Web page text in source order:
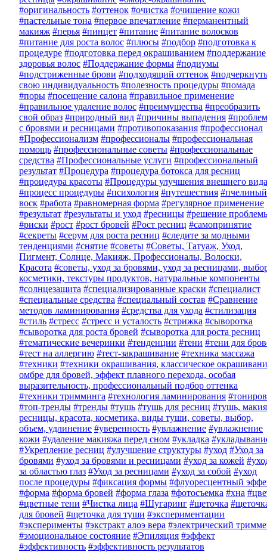
#оригинальность #оттенок #очистка #очищение кожи
#пастельные тона #первое впечатление #перманентный
макияж #перья #пинцет #питание #питание волосков
#питание для роста волос #плюсы #подбор #подготовка к
процедуре #подготовка перед окрашиванием #поддержание
здоровья волос #Поддержание формы #подиумы
#подстриженные брови #подходящий оттенок #подчеркнуть
свою индивидуальность #полезность процедуры #помада
#поры #посещение салона #правильное применение
#правильное удаление волос #преимущества #преобразить
свой образ #природный вид #причины выпадения
с бровями и ресницами #противопоказания #профессионал
#Профессионализм #профессионалы #профессиональная
помощь #профессиональные советы #профессиональные
средства #Профессиональные услуги #профессиональный
результат #Процедура #процедура ботокса для ресниц
#процедура красоты #Процедуры улучшения внешнего вида
#процесс процедуры #психология #путешествия #пчелиный
воск #работа #равномерная форма #регулярное применение
#результат #результаты и уход #ресницы #решение
#риски #рост #рост бровей #Рост ресниц #самопринятие
#секреты #серум для роста ресниц #следите за модными
тенденциями #снятие #советы #Советы, Татуаж, Уход,
Пигмент, Солнце, Макияж, Профессионалы, Волоски,
Красота #советы, уход за бровями, уход за ресницами,
косметики, текстуры продуктов, натуральные компоненты
#солнцезащита #специализированные краски #специалист
#специальные средства #специальный состав #Сравнение
методов ламинирования #средства для ухода #стилизация
#стиль #стресс #стресс и усталость #стрижка #сыворотка
#сыворотка для роста бровей #сыворотка для роста ресниц
#тематические вечеринки #тенденции #тени #тени для
#тест на аллергию #тест-закрашивание #техника массажа
#техники #техники окрашивания, классическое
омбре для бровей, эффект плавного перехода, особая
выразительность, профессиональный подбор оттенка
#техники тримминга #технология ламинирования
#топ-тренды #тренды #тушь #тушь для ресниц #тушь,
ресницы, красота, косметика, виды туши, советы, выбор,
объем, удлинение #уверенность #увлажнение #увлажнение
кожи #удаление макияжа перед сном #укладка
#Укрепление ресниц #улучшение структуры #уход #Уход за
бровями #уход за бровями и ресницами #уход за кожей
за областью глаз #Уход за ресницами #уход за собой #уход
после процедуры #фиксация формы #флуоресцентный
#форма #форма бровей #форма глаза #фотосъемка #хна
#цветные тени #Чистка лица #Шугаринг #щеточка
для бровей #щеточка для туши #экспериментации
#эксперименты #экстракт алоэ вера #электрический
#эмоциональное состояние #Эпиляция #эффект
#эффективность #эффективность результатов